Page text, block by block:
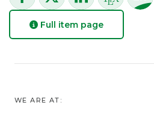
Full item page
WE ARE AT: